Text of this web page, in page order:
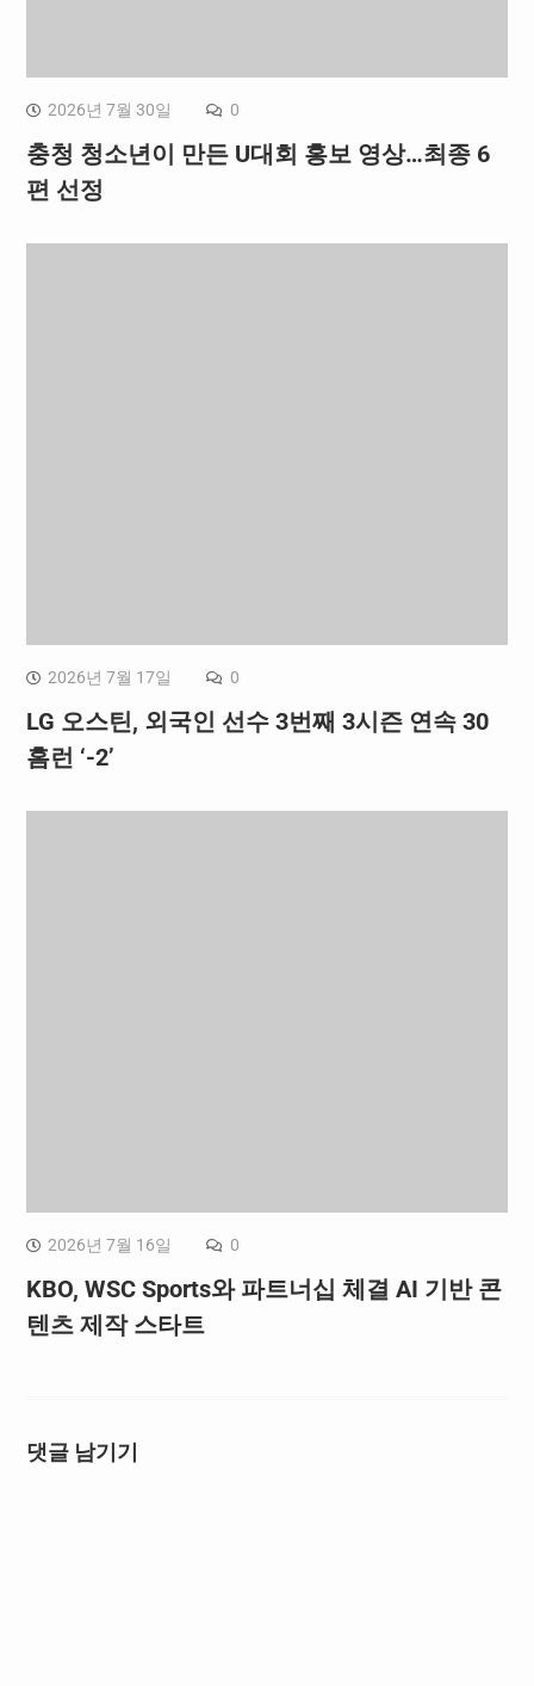
2026년 7월 30일 0
충청 청소년이 만든 U대회 홍보 영상…최종 6
편 선정
2026년 7월 17일 0
LG 오스틴, 외국인 선수 3번째 3시즌 연속 30
홈런 ‘-2’
2026년 7월 16일 0
KBO, WSC Sports와 파트너십 체결 AI 기반 콘
텐츠 제작 스타트
댓글 남기기